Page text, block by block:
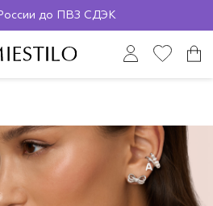
до ПВЗ СДЭК